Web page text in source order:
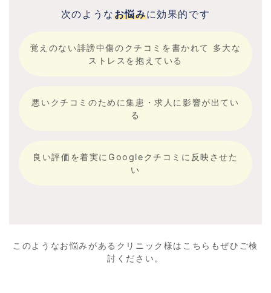
次のようなお悩みに効果的です
覚えのない誹謗中傷のクチコミを書かれて
多大な
ストレスを抱えている
悪いクチコミのために集患・求人に影響が出てい
る
良い評価を着実にGoogleクチコミに反映させた
い
このようなお悩みがあるクリニック様はこちらもぜひご検
討ください。